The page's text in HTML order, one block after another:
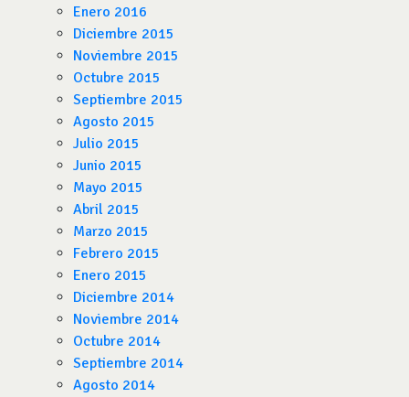
Enero 2016
Diciembre 2015
Noviembre 2015
Octubre 2015
Septiembre 2015
Agosto 2015
Julio 2015
Junio 2015
Mayo 2015
Abril 2015
Marzo 2015
Febrero 2015
Enero 2015
Diciembre 2014
Noviembre 2014
Octubre 2014
Septiembre 2014
Agosto 2014